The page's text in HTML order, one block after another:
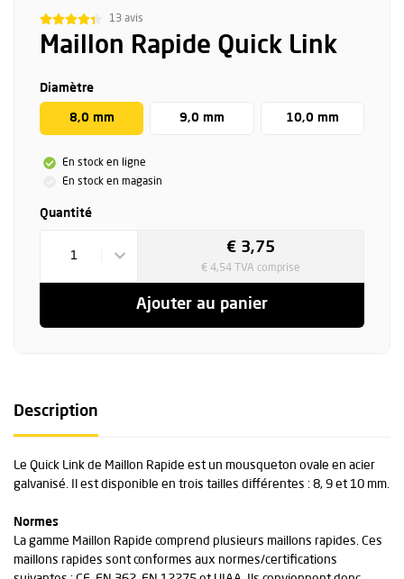
13 avis
Maillon Rapide Quick Link
Diamètre
8,0 mm 9,0 mm 10,0 mm
En stock en ligne
En stock en magasin
Quantité
1
€ 3,75
€ 4,54 TVA comprise
Ajouter au panier
Description
Le Quick Link de Maillon Rapide est un mousqueton ovale en acier
galvanisé. Il est disponible en trois tailles différentes : 8, 9 et 10 mm.
Normes
La gamme Maillon Rapide comprend plusieurs maillons rapides. Ces
maillons rapides sont conformes aux normes/certifications